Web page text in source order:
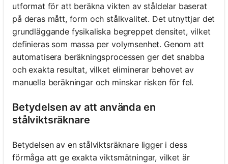
utformat för att beräkna vikten av ståldelar baserat
på deras mått, form och stålkvalitet. Det utnyttjar det
grundläggande fysikaliska begreppet densitet, vilket
definieras som massa per volymsenhet. Genom att
automatisera beräkningsprocessen ger det snabba
och exakta resultat, vilket eliminerar behovet av
manuella beräkningar och minskar risken för fel.
Betydelsen av att använda en
stålviktsräknare
Betydelsen av en stålviktsräknare ligger i dess
förmåga att ge exakta viktsmätningar, vilket är